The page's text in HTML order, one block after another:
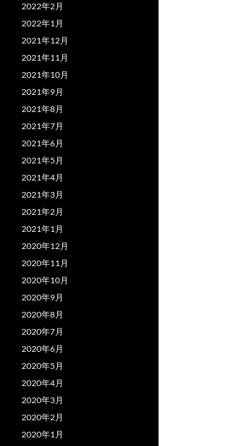
2022年2月
2022年1月
2021年12月
2021年11月
2021年10月
2021年9月
2021年8月
2021年7月
2021年6月
2021年5月
2021年4月
2021年3月
2021年2月
2021年1月
2020年12月
2020年11月
2020年10月
2020年9月
2020年8月
2020年7月
2020年6月
2020年5月
2020年4月
2020年3月
2020年2月
2020年1月